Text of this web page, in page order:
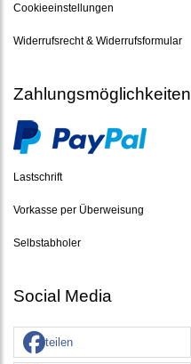
Cookieeinstellungen
Widerrufsrecht & Widerrufsformular
Zahlungsmöglichkeiten
Lastschrift
Vorkasse per Überweisung
Selbstabholer
Social Media
teilen